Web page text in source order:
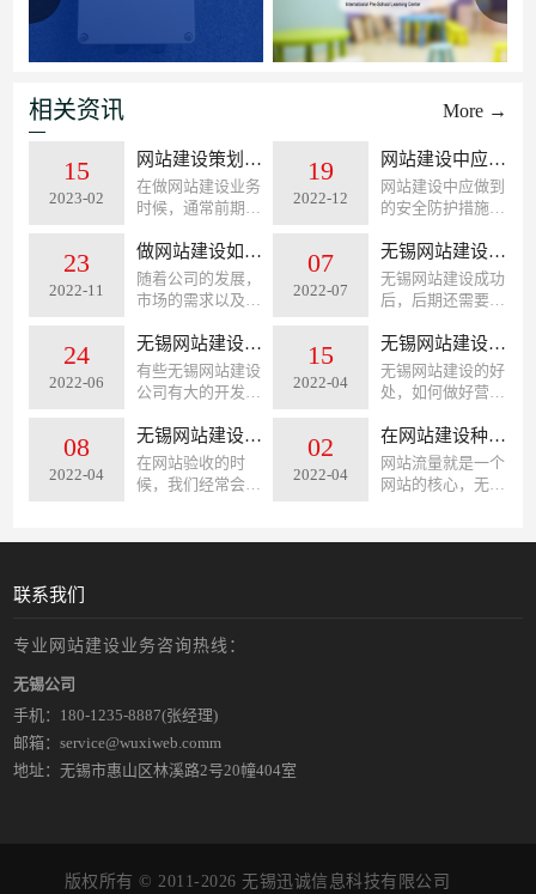
More →
相关资讯
15
2023-02
网站建设策划包含的具体内容主要包括哪些内容
在做网站建设业务
时候，通常前期企
公司或者技术人员
给出一个网站建设
的方案。其实即使
做网站建设策划的
人员在建立网站前
也应该出一个这样
的策划方案，这样
能让自己的思路更
清晰一些。
19
2022-12
网站建设中应做到的安全防护措施
网站建设中应做到
的安全防护措施，
描述以下情况。
23
2022-11
做网站建设如何去整理需求规划？
随着公司的发展，
市场的需求以及公
型，老的网站页面
和功能不能很好的
展现公司对外宣传
站由于制作时间
早，风格和设计上
比较老，结构不好
影响新业务的推
07
2022-07
无锡网站建设成功后，后期还需要收取年度维护费吗？
无锡网站建设成功
后，后期还需要收
其实这个问题确实
不怎么好回答，因
为无锡网站建设公
度维护费，也有一
些网站建设公司是
不收取后期的年度
维护费的。关于后
24
2022-06
无锡网站建设中我们会遇到那些坑？
有些无锡网站建设
公司有大的开发团
也有很好的利润，
这样的公司经营的
非常成功，但是我
司可以化险为夷，
我就来说说在无锡
15
2022-04
无锡网站建设的好处，如何做好营销型网站建设呢？
无锡网站建设的好
处，如何做好营销
先营销型网站建设
是对企业有效果有
用处的，其次营销
促进企业订单增长
08
2022-04
无锡网站建设的验收标准是什么？
在网站验收的时
候，我们经常会遇
都验收不好，或者
的超过了合同约定
的时间，把无锡网
有固定的验收标
准，没有时间上面
的限制，让网站建
标准是什么。
02
2022-04
在网站建设种有哪些原因会造成网站浏览少权重低？
网站流量就是一个
网站的核心，无锡
量的网站，很多站
联系我们
专业网站建设业务咨询热线：
无锡公司
手机： 180-1235-8887(张经理)
邮箱：service@wuxiweb.comm
地址：无锡市惠山区林溪路2号20幢404室
版权所有 © 2011-2026 无锡迅诚信息科技有限公司